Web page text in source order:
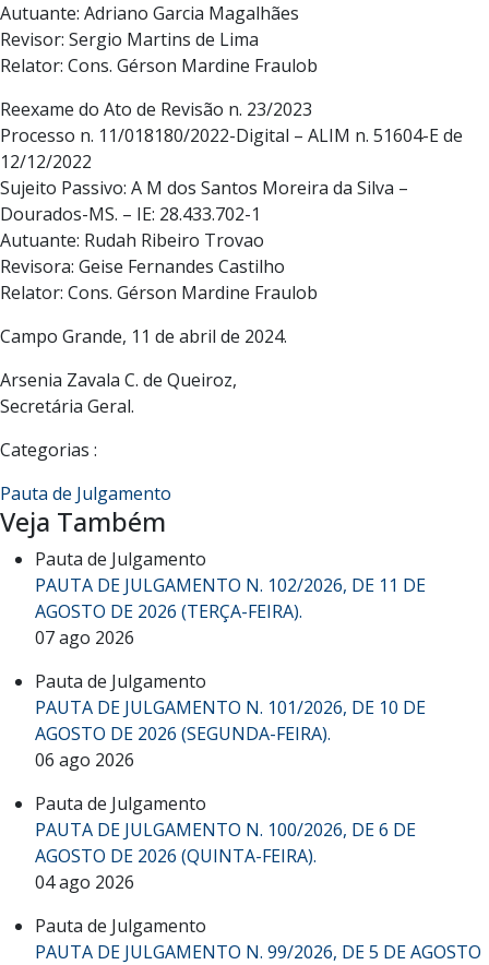
Autuante: Adriano Garcia Magalhães
Revisor: Sergio Martins de Lima
Relator: Cons. Gérson Mardine Fraulob
Reexame do Ato de Revisão n. 23/2023
Processo n. 11/018180/2022-Digital – ALIM n. 51604-E de
12/12/2022
Sujeito Passivo: A M dos Santos Moreira da Silva –
Dourados-MS. – IE: 28.433.702-1
Autuante: Rudah Ribeiro Trovao
Revisora: Geise Fernandes Castilho
Relator: Cons. Gérson Mardine Fraulob
Campo Grande, 11 de abril de 2024.
Arsenia Zavala C. de Queiroz,
Secretária Geral.
Categorias :
Pauta de Julgamento
Veja Também
Pauta de Julgamento
PAUTA DE JULGAMENTO N. 102/2026, DE 11 DE
AGOSTO DE 2026 (TERÇA-FEIRA).
07 ago 2026
Pauta de Julgamento
PAUTA DE JULGAMENTO N. 101/2026, DE 10 DE
AGOSTO DE 2026 (SEGUNDA-FEIRA).
06 ago 2026
Pauta de Julgamento
PAUTA DE JULGAMENTO N. 100/2026, DE 6 DE
AGOSTO DE 2026 (QUINTA-FEIRA).
04 ago 2026
Pauta de Julgamento
PAUTA DE JULGAMENTO N. 99/2026, DE 5 DE AGOSTO